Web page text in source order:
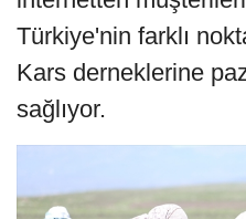
Türkiye'nin farklı
Kars derneklerine
sağlıyor.